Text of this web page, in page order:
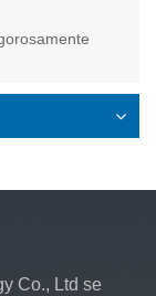
Co., Ltd se